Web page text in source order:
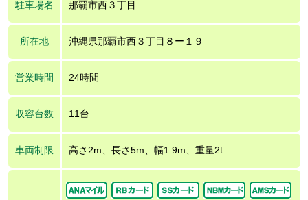
駐車場名 那覇市西３丁目
所在地 沖縄県那覇市西３丁目８ー１９
営業時間 24時間
収容台数 11台
車両制限 高さ2m、長さ5m、幅1.9m、重量2t